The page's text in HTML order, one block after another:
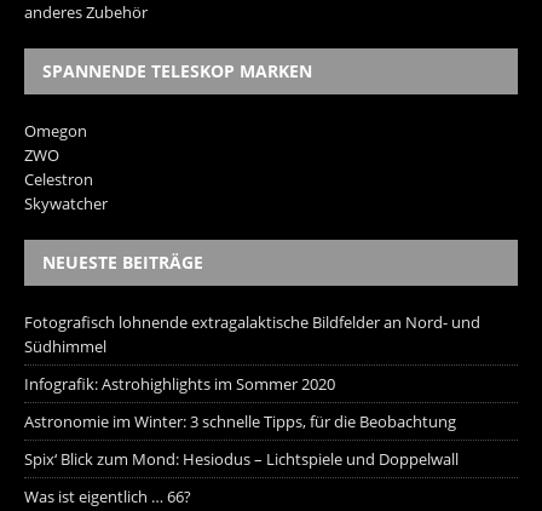
anderes Zubehör
SPANNENDE TELESKOP MARKEN
Omegon
ZWO
Celestron
Skywatcher
NEUESTE BEITRÄGE
Fotografisch lohnende extragalaktische Bildfelder an Nord- und
Südhimmel
Infografik: Astrohighlights im Sommer 2020
Astronomie im Winter: 3 schnelle Tipps, für die Beobachtung
Spix‘ Blick zum Mond: Hesiodus – Lichtspiele und Doppelwall
Was ist eigentlich … 66?